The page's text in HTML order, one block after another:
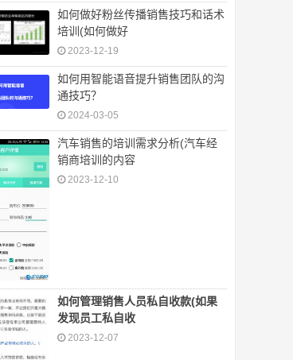
如何做好粉丝传播销售技巧和话术
培训(如何做好
2023-12-19
如何用智能语音提升销售团队的沟
通技巧？
2024-03-05
汽车销售的培训需求分析(汽车经
销商培训的内容
2023-12-10
如何管理销售人员私自收款(如果
发现员工私自收
2023-12-07